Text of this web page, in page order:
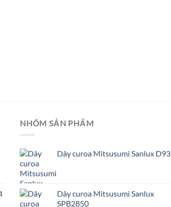
NHÓM SẢN PHẨM
Dây curoa Mitsusumi Sanlux D93
Dây curoa Mitsusumi Sanlux
SPB2850